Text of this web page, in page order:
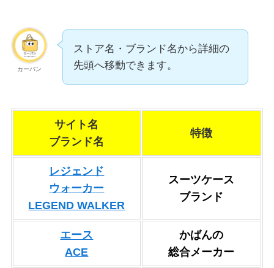
カーバン
ストア名・ブランド名から詳細の
先頭へ移動できます。
サイト名
ブランド名
特徴
レジェンド
ウォーカー
LEGEND WALKER
スーツケース
ブランド
エース
ACE
かばんの
総合メーカー